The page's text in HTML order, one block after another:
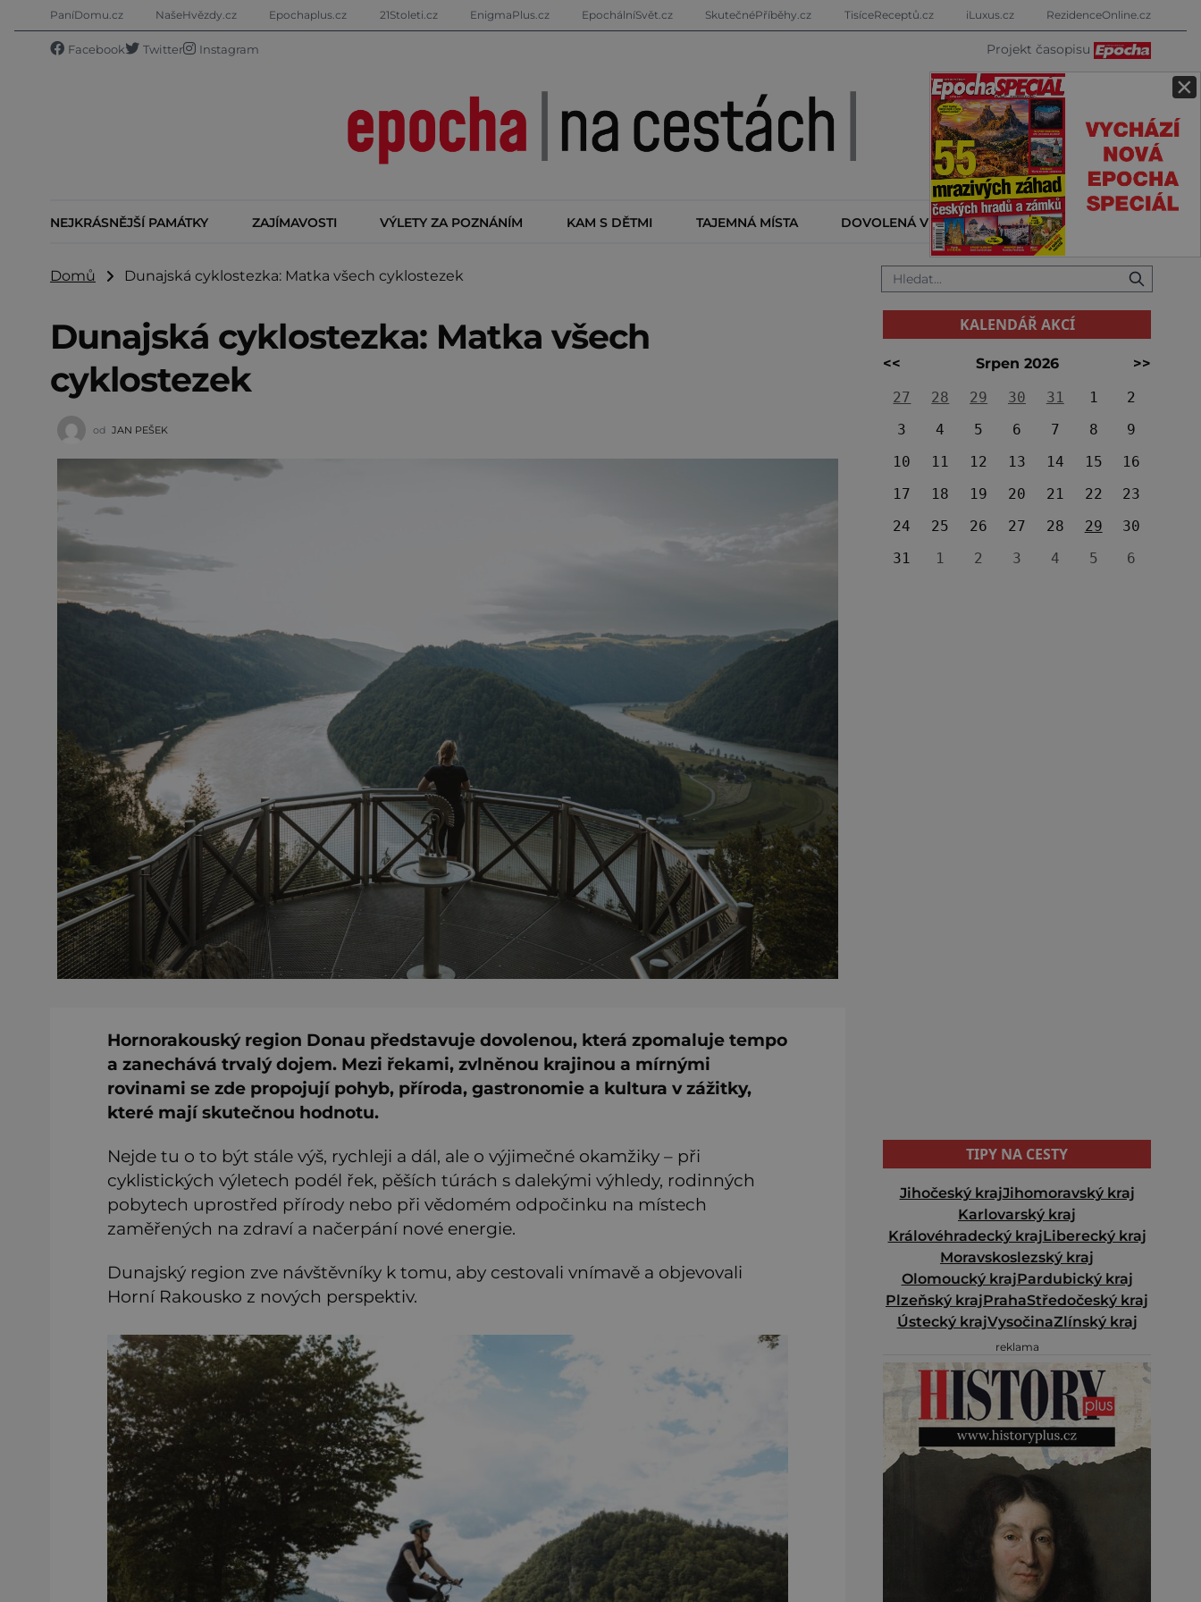
×
PaníDomu.cz NašeHvězdy.cz Epochaplus.cz 21Stoleti.cz EnigmaPlus.cz EpochálníSvět.cz SkutečnéPříběhy.cz TisíceReceptů.cz iLuxus.cz RezidenceOnline.cz
Facebook Twitter Instagram Projekt časopisu
NEJKRÁSNĚJŠÍ PAMÁTKY ZAJÍMAVOSTI VÝLETY ZA POZNÁNÍM KAM S DĚTMI TAJEMNÁ MÍSTA DOVOLENÁ V ZAHRANIČÍ KALENDÁŘ AKCÍ
Domů Dunajská cyklostezka: Matka všech cyklostezek
Dunajská cyklostezka: Matka všech
cyklostezek
od JAN PEŠEK
Hornorakouský region Donau představuje dovolenou, která zpomaluje tempo
a zanechává trvalý dojem. Mezi řekami, zvlněnou krajinou a mírnými
rovinami se zde propojují pohyb, příroda, gastronomie a kultura v zážitky,
které mají skutečnou hodnotu.
Nejde tu o to být stále výš, rychleji a dál, ale o výjimečné okamžiky – při
cyklistických výletech podél řek, pěších túrách s dalekými výhledy, rodinných
pobytech uprostřed přírody nebo při vědomém odpočinku na místech
zaměřených na zdraví a načerpání nové energie.
Dunajský region zve návštěvníky k tomu, aby cestovali vnímavě a objevovali
Horní Rakousko z nových perspektiv.
KALENDÁŘ AKCÍ
<< Srpen 2026
>>
27
28 29 30 31 1
2
3
4 5 6 7 8
9
10
11 12 13 14 15
16
17
18 19 20 21 22
23
24
25 26 27 28 29
30
31
1 2 3 4 5 6
TIPY NA CESTY
Jihočeský krajJihomoravský kraj
Karlovarský kraj
Královéhradecký krajLiberecký kraj
Moravskoslezský kraj
Olomoucký krajPardubický kraj
Plzeňský krajPrahaStředočeský kraj
Ústecký krajVysočinaZlínský kraj
reklama